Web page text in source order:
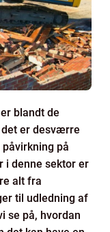
blandt de
er desværre
på
i denne sektor er
alt fra
til udledning af
se på, hvordan